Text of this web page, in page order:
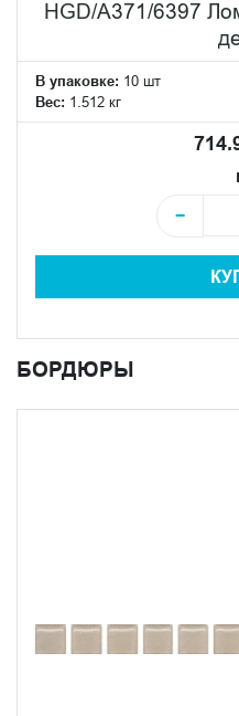
HGD/A371/6397
В упаковке: 10 шт
Вес: 1.512 кг
−
БОРДЮРЫ